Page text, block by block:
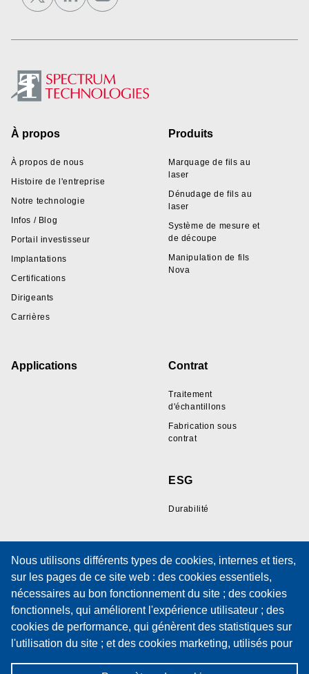
Nous utilisons différents types de cookies, internes et tiers,
sur les pages de ce site web : des cookies essentiels,
nécessaires au bon fonctionnement du site ; des cookies
fonctionnels, qui améliorent l'expérience utilisateur ; des
cookies de performance, qui génèrent des statistiques sur
l'utilisation du site ; et des cookies marketing, utilisés pour
Footer
À propos
À propos de nous
Histoire de l'entreprise
Notre technologie
Infos / Blog
Portail investisseur
Implantations
Certifications
Dirigeants
Carrières
Produits
Marquage de fils au
laser
Dénudage de fils au
laser
Système de mesure et
de découpe
Manipulation de fils
Nova
Applications Contrat
Traitement
d'échantillons
Fabrication sous
contrat
ESG
Durabilité
Ressources
Galerie d'échantillons
de fils
Documents techniques
Politiques
Support
Formation
Formulaire de
demande de service